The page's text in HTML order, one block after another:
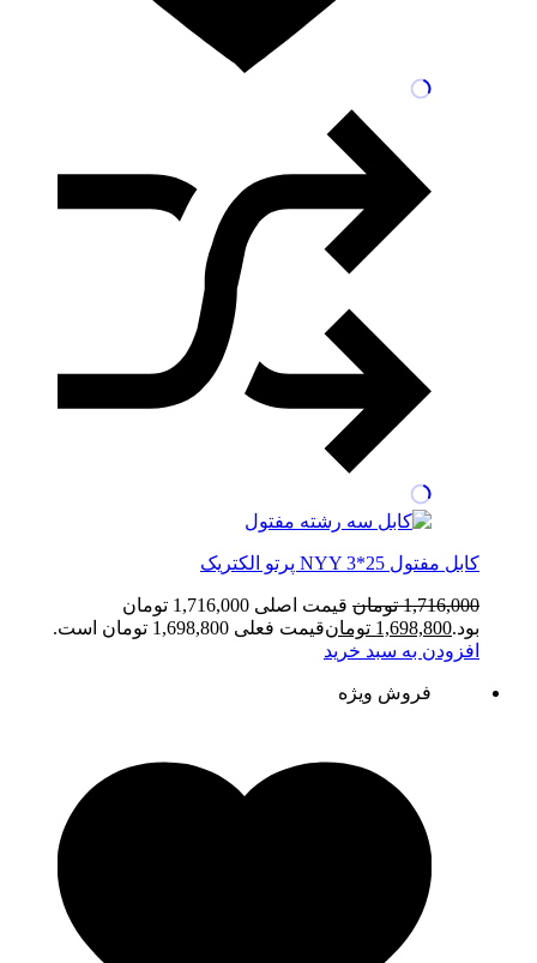
کابل مفتول NYY 3*25 پرتو الکتریک
1,716,000 تومان
قیمت اصلی 1,716,000 تومان
بود.1,698,800 تومانقیمت فعلی 1,698,800 تومان است.
افزودن به سبد خرید
فروش ویژه